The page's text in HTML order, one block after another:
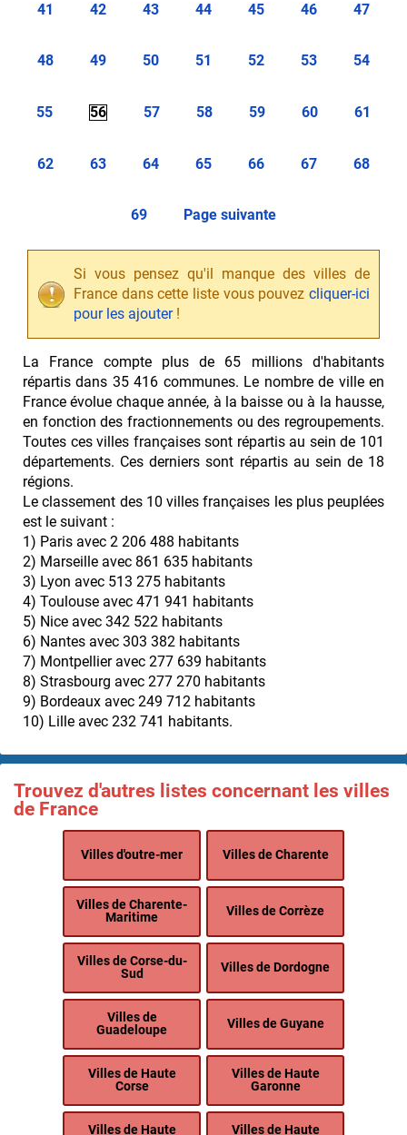
41 42 43 44 45 46 47
48 49 50 51 52 53 54
55 56 57 58 59 60 61
62 63 64 65 66 67 68
69 Page suivante
Si vous pensez qu'il manque des villes de
France dans cette liste vous pouvez cliquer-ici
pour les ajouter!
La France compte plus de 65 millions d'habitants
répartis dans 35 416 communes. Le nombre de ville en
France évolue chaque année, à la baisse ou à la hausse,
en fonction des fractionnements ou des regroupements.
Toutes ces villes françaises sont répartis au sein de 101
départements. Ces derniers sont répartis au sein de 18
régions.
Le classement des 10 villes françaises les plus peuplées
est le suivant :
1) Paris avec 2 206 488 habitants
2) Marseille avec 861 635 habitants
3) Lyon avec 513 275 habitants
4) Toulouse avec 471 941 habitants
5) Nice avec 342 522 habitants
6) Nantes avec 303 382 habitants
7) Montpellier avec 277 639 habitants
8) Strasbourg avec 277 270 habitants
9) Bordeaux avec 249 712 habitants
10) Lille avec 232 741 habitants.
Trouvez d'autres listes concernant les villes
de France
Villes d'outre-mer Villes de Charente
Villes de Charente-
Maritime
Villes de Corrèze
Villes de Corse-du-
Sud
Villes de Dordogne
Villes de
Guadeloupe
Villes de Guyane
Villes de Haute
Corse
Villes de Haute
Garonne
Villes de Haute Villes de Haute